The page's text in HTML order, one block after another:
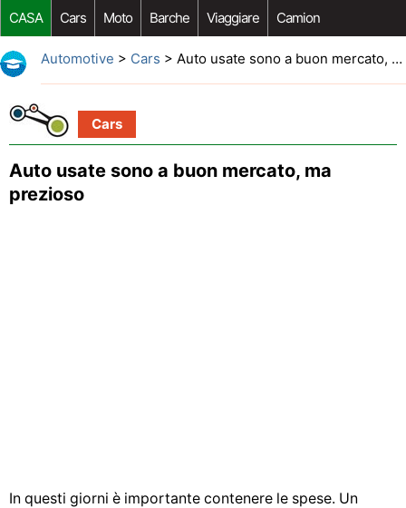
CASA Cars Moto Barche Viaggiare Camion
Riparazione Auto Acquisto Auto Car Opzioni Aftermarket
Automotive > Cars > Auto usate sono a buon mercato, ma prezioso
Cars
Auto usate sono a buon mercato, ma
prezioso
In questi giorni è importante contenere le spese. Un